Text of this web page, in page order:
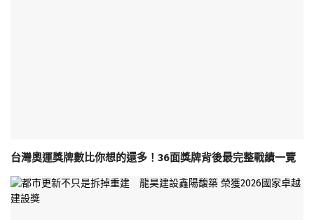
台灣奧運獎牌數比你想的還多！36面獎牌背後最完整戰績一覽